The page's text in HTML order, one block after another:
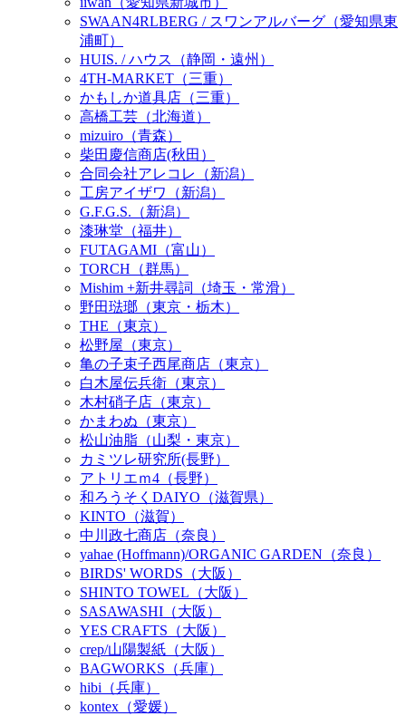
SWAAN4RLBERG / スワンアルバーグ（愛知県東
浦町）
HUIS. / ハウス（静岡・遠州）
4TH-MARKET（三重）
かもしか道具店（三重）
高橋工芸（北海道）
mizuiro（青森）
柴田慶信商店(秋田）
合同会社アレコレ（新潟）
工房アイザワ（新潟）
G.F.G.S.（新潟）
漆琳堂（福井）
FUTAGAMI（富山）
TORCH（群馬）
Mishim +新井尋詞（埼玉・常滑）
野田琺瑯（東京・栃木）
THE（東京）
松野屋（東京）
亀の子束子西尾商店（東京）
白木屋伝兵衛（東京）
木村硝子店（東京）
かまわぬ（東京）
松山油脂（山梨・東京）
カミツレ研究所(長野）
アトリエｍ4（長野）
和ろうそくDAIYO（滋賀県）
KINTO（滋賀）
中川政七商店（奈良）
yahae (Hoffmann)/ORGANIC GARDEN（奈良）
BIRDS' WORDS（大阪）
SHINTO TOWEL（大阪）
SASAWASHI（大阪）
YES CRAFTS（大阪）
crep/山陽製紙（大阪）
BAGWORKS（兵庫）
hibi（兵庫）
kontex（愛媛）